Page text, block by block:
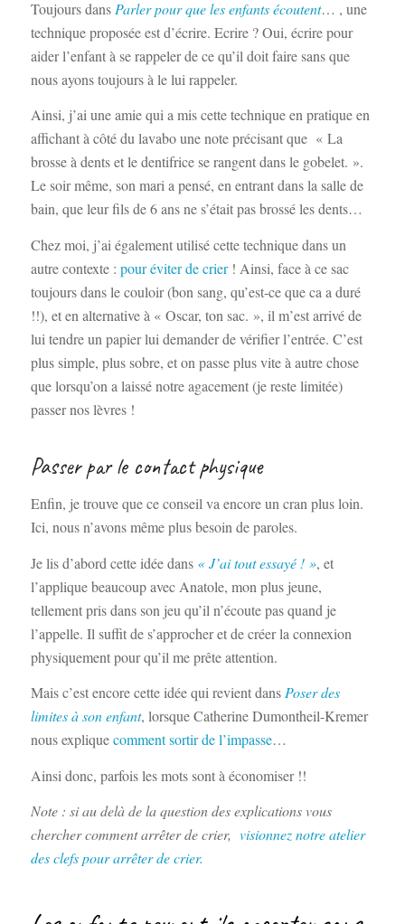
Toujours dans Parler pour que les enfants écoutent… , une
technique proposée est d’écrire. Ecrire ? Oui, écrire pour
aider l’enfant à se rappeler de ce qu’il doit faire sans que
nous ayons toujours à le lui rappeler.
Ainsi, j’ai une amie qui a mis cette technique en pratique en
affichant à côté du lavabo une note précisant que « La
brosse à dents et le dentifrice se rangent dans le gobelet. ».
Le soir même, son mari a pensé, en entrant dans la salle de
bain, que leur fils de 6 ans ne s’était pas brossé les dents…
Chez moi, j’ai également utilisé cette technique dans un
autre contexte : pour éviter de crier! Ainsi, face à ce sac
toujours dans le couloir (bon sang, qu’est-ce que ca a duré
!!), et en alternative à « Oscar, ton sac. », il m’est arrivé de
lui tendre un papier lui demander de vérifier l’entrée. C’est
plus simple, plus sobre, et on passe plus vite à autre chose
que lorsqu’on a laissé notre agacement (je reste limitée)
passer nos lèvres !
Passer par le contact physique
Enfin, je trouve que ce conseil va encore un cran plus loin.
Ici, nous n’avons même plus besoin de paroles.
Je lis d’abord cette idée dans « J’ai tout essayé ! », et
l’applique beaucoup avec Anatole, mon plus jeune,
tellement pris dans son jeu qu’il n’écoute pas quand je
l’appelle. Il suffit de s’approcher et de créer la connexion
physiquement pour qu’il me prête attention.
Mais c’est encore cette idée qui revient dansPoser des
limites à son enfant, lorsque Catherine Dumontheil-Kremer
nous expliquecomment sortir de l’impasse…
Ainsi donc, parfois les mots sont à économiser !!
Note : si au delà de la question des explications vous
chercher comment arrêter de crier, visionnez notre atelier
des clefs pour arrêter de crier.